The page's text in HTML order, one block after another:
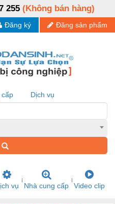
255 (Không bán hàng)
Đăng sản phẩm
Đăng ký
cấp Dịch vụ
vụ Nhà cung cấp Video clip